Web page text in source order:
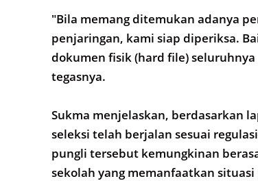
"Bila memang ditemukan adanya
penjaringan, kami siap diperiksa.
dokumen fisik (hard file)
tegasnya.
Sukma menjelaskan, berdasarkan
seleksi telah berjalan sesuai
pungli tersebut kemungkinan
sekolah yang memanfaatkan